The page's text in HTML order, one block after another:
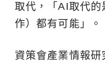
取代，「AI取代的
作）都有可能」。
資策會產業情報